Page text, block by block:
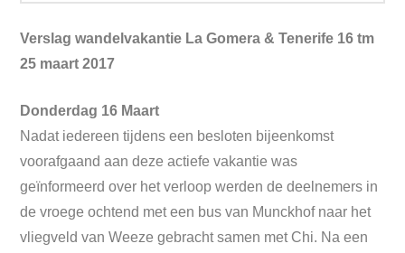
Verslag wandelvakantie La Gomera & Tenerife 16 tm
25 maart 2017
Donderdag 16 Maart
Nadat iedereen tijdens een besloten bijeenkomst
voorafgaand aan deze actiefe vakantie was
geïnformeerd over het verloop werden de deelnemers in
de vroege ochtend met een bus van Munckhof naar het
vliegveld van Weeze gebracht samen met Chi. Na een